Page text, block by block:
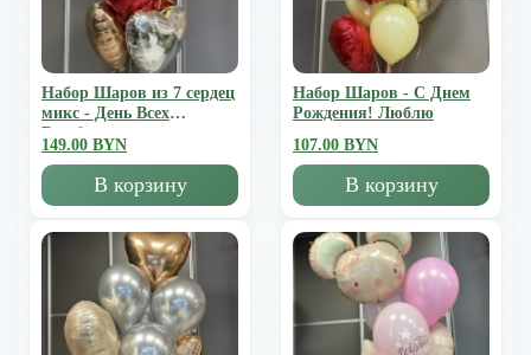
Набор Шаров из 7 сердец
микс - День Всех
Влюбленных
149.00 BYN
В корзину
Набор Шаров - С Днем
Рождения! Люблю
107.00 BYN
В корзину